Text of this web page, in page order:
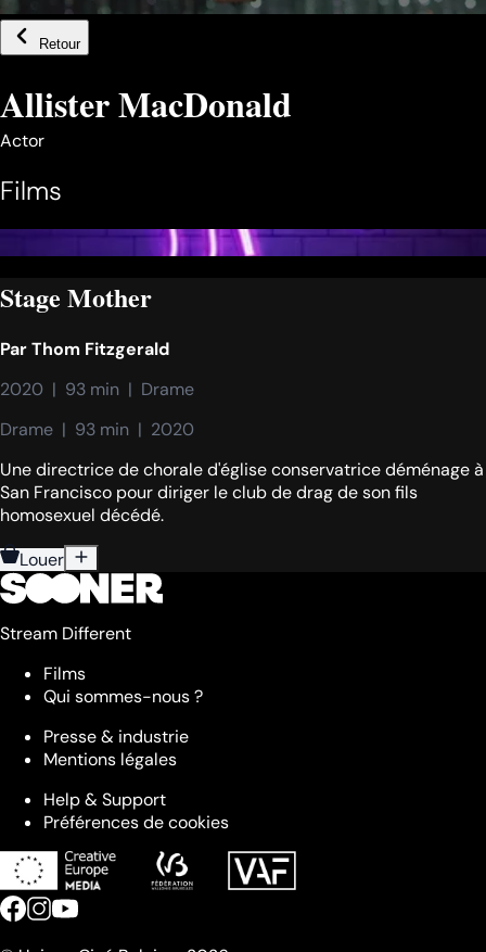
Retour
Allister MacDonald
Actor
Films
Stage Mother
ParThom Fitzgerald
2020  |  93 min  |  Drame
Drame  |  93 min  |  2020
Une directrice de chorale d'église conservatrice déménage à
San Francisco pour diriger le club de drag de son fils
homosexuel décédé.
Louer
Stream Different
Films
Qui sommes-nous ?
Presse & industrie
Mentions légales
Help & Support
Préférences de cookies